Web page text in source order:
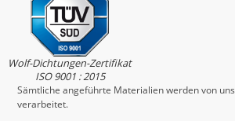
Wolf-Dichtungen-Zertifikat
ISO 9001 : 2015
Sämtliche angeführte Materialien werden von uns
verarbeitet.